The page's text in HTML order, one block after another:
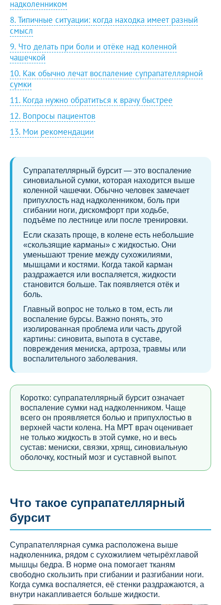
надколенником
8. Типичные ситуации: когда находка имеет разный
смысл
9. Что делать при боли и отёке над коленной
чашечкой
10. Как обычно лечат воспаление супрапателлярной
сумки
11. Когда нужно обратиться к врачу быстрее
12. Вопросы пациентов
13. Мои рекомендации
Супрапателлярный бурсит — это воспаление
синовиальной сумки, которая находится выше
коленной чашечки. Обычно человек замечает
припухлость над надколенником, боль при
сгибании ноги, дискомфорт при ходьбе,
подъёме по лестнице или после тренировки.
Если сказать проще, в колене есть небольшие
«скользящие карманы» с жидкостью. Они
уменьшают трение между сухожилиями,
мышцами и костями. Когда такой карман
раздражается или воспаляется, жидкости
становится больше. Так появляется отёк и
боль.
Главный вопрос не только в том, есть ли
воспаление бурсы. Важно понять, это
изолированная проблема или часть другой
картины: синовита, выпота в суставе,
повреждения мениска, артроза, травмы или
воспалительного заболевания.
Коротко: супрапателлярный бурсит означает
воспаление сумки над надколенником. Чаще
всего он проявляется болью и припухлостью в
верхней части колена. На МРТ врач оценивает
не только жидкость в этой сумке, но и весь
сустав: мениски, связки, хрящ, синовиальную
оболочку, костный мозг и суставной выпот.
Что такое супрапателлярный
бурсит
Супрапателлярная сумка расположена выше
надколенника, рядом с сухожилием четырёхглавой
мышцы бедра. В норме она помогает тканям
свободно скользить при сгибании и разгибании ноги.
Когда сумка воспаляется, её стенки раздражаются, а
внутри накапливается больше жидкости.